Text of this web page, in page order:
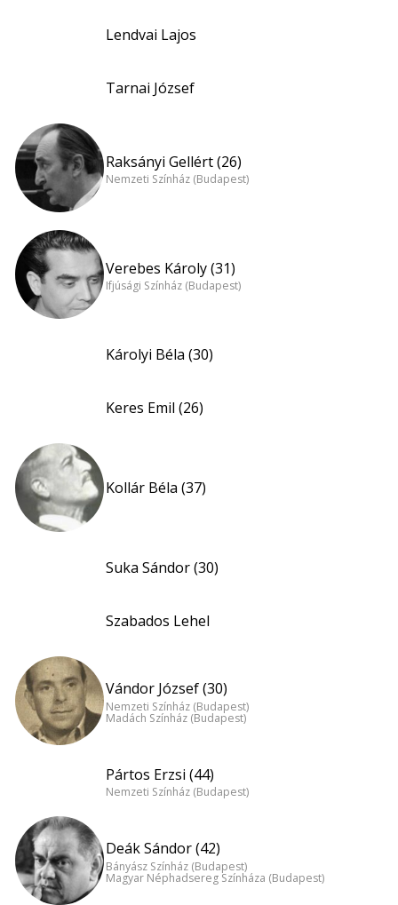
Lendvai Lajos
Tarnai József
Raksányi Gellért (26)
Nemzeti Színház (Budapest)
Verebes Károly (31)
Ifjúsági Színház (Budapest)
Károlyi Béla (30)
Keres Emil (26)
Kollár Béla (37)
Suka Sándor (30)
Szabados Lehel
Vándor József (30)
Nemzeti Színház (Budapest)
Madách Színház (Budapest)
Pártos Erzsi (44)
Nemzeti Színház (Budapest)
Deák Sándor (42)
Bányász Színház (Budapest)
Magyar Néphadsereg Színháza (Budapest)